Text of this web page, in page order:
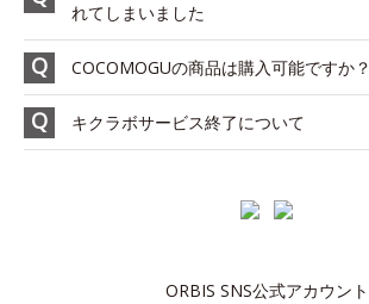
れてしまいました
COCOMOGUの商品は購入可能ですか？
キクラボサービス終了について
ORBIS SNS公式アカウント